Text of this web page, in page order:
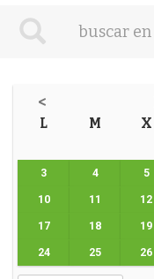
<
L M X
3 4 5
10 11 12
17 18 19
24 25 26